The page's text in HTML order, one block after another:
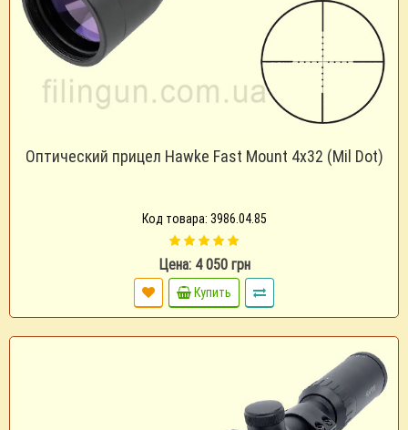
Оптический прицел Hawke Fast Mount 4x32 (Mil Dot)
Код товара: 3986.04.85
Цена: 4 050 грн
Купить